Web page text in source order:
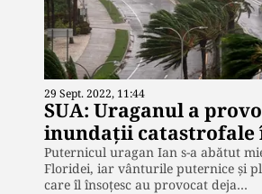
29 Sept. 2022, 11:44
SUA: Uraganul a
inundaţii catastrofale
Puternicul uragan Ian s-a abătut
Floridei, iar vânturile puternice şi
care îl însoţesc au provocat deja…